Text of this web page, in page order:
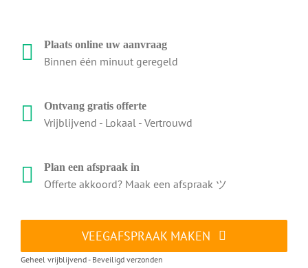
Plaats online uw aanvraag
Binnen één minuut geregeld
Ontvang gratis offerte
Vrijblijvend - Lokaal - Vertrouwd
Plan een afspraak in
Offerte akkoord? Maak een afspraak ツ
VEEGAFSPRAAK MAKEN
Geheel vrijblijvend - Beveiligd verzonden